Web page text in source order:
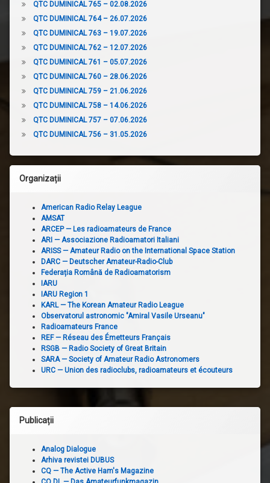
QTC DUMINICAL 765 – 02.08.2026
QTC DUMINICAL 764 – 26.07.2026
QTC DUMINICAL 763 – 19.07.2026
QTC DUMINICAL 762 – 12.07.2026
QTC DUMINICAL 761 – 05.07.2026
QTC DUMINICAL 760 – 28.06.2026
QTC DUMINICAL 759 – 21.06.2026
QTC DUMINICAL 758 – 14.06.2026
QTC DUMINICAL 757 – 07.06.2026
QTC DUMINICAL 756 – 31.05.2026
Organizații
American Radio Relay League
AMSAT
ARCEP — Les radioamateurs de France
ARI — Associazione Radioamatori Italiani
ARISS — Amateur Radio on the International Space Station
DARC — Deutscher Amateur-Radio-Club
Federația Română de Radioamatorism
IARU
IARU Region 1
KARL — The Korean Amateur Radio League
Observatorul astronomic "Amiral Vasile Urseanu"
Radioamateurs France
REF — Réseau des Émetteurs Français
RSGB — Radio Society of Great Britain
SARA — Society of Amateur Radio Astronomers
URC — Union des radioclubs, radioamateurs et écouteurs
Publicații
Analog Dialogue
Arhiva revistei DUBUS
CQ — The Active Ham's Magazine